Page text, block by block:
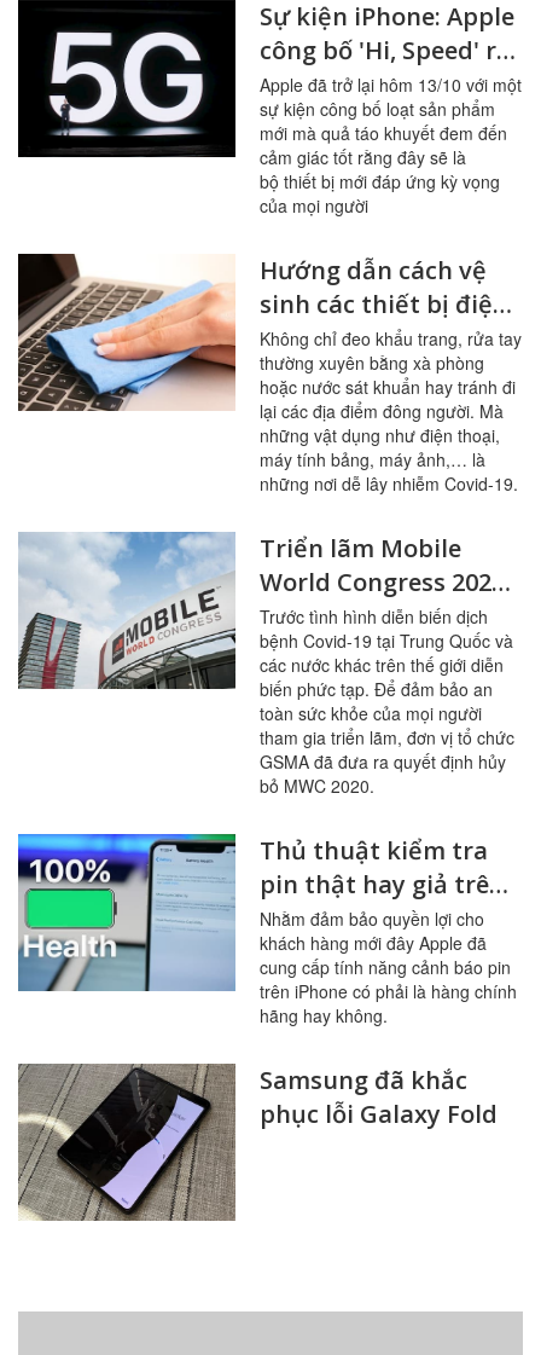
Sự kiện iPhone: Apple
công bố 'Hi, Speed' ra
mắt 4 iphone 12 và
một số công nghệ mới
Apple đã trở lại hôm 13/10 với một
sự kiện công bố loạt sản phẩm
mới mà quả táo khuyết đem đến
cảm giác tốt rằng đây sẽ là
bộ thiết bị mới đáp ứng kỳ vọng
của mọi người
Hướng dẫn cách vệ
sinh các thiết bị điện
tử phòng dịch bệnh
Không chỉ đeo khẩu trang, rửa tay
thường xuyên bằng xà phòng
hoặc nước sát khuẩn hay tránh đi
lại các địa điểm đông người. Mà
những vật dụng như điện thoại,
máy tính bảng, máy ảnh,… là
những nơi dễ lây nhiễm Covid-19.
Triển lãm Mobile
World Congress 2020
chính thức bị hủy bỏ
do Covid-19
Trước tình hình diễn biến dịch
bệnh Covid-19 tại Trung Quốc và
các nước khác trên thế giới diễn
biến phức tạp. Để đảm bảo an
toàn sức khỏe của mọi người
tham gia triển lãm, đơn vị tổ chức
GSMA đã đưa ra quyết định hủy
bỏ MWC 2020.
Thủ thuật kiểm tra
pin thật hay giả trên
iPhone
Nhằm đảm bảo quyền lợi cho
khách hàng mới đây Apple đã
cung cấp tính năng cảnh báo pin
trên iPhone có phải là hàng chính
hãng hay không.
Samsung đã khắc
phục lỗi Galaxy Fold